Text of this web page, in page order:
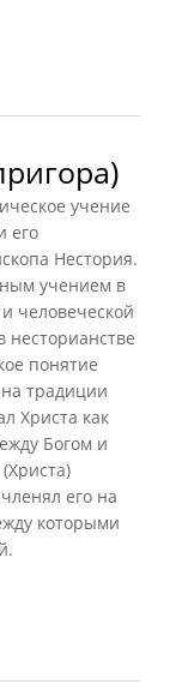
учение
его
Нестория.
учением в
человеческой
несторианстве
понятие
традиции
Христа как
Богом и
его на
которыми